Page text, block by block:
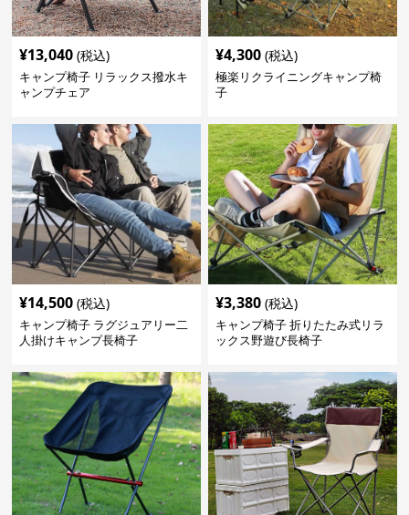
¥13,040 (税込)
キャンプ椅子 リラックス撥水キ
ャンプチェア
¥4,300 (税込)
極楽リクライニングキャンプ椅
子
¥14,500 (税込)
キャンプ椅子 ラグジュアリー二
人掛けキャンプ長椅子
¥3,380 (税込)
キャンプ椅子 折りたたみ式リラ
ックス野遊び長椅子